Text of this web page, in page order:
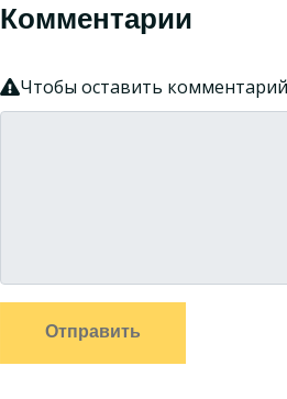
Комментарии
Чтобы оставить
Отправить